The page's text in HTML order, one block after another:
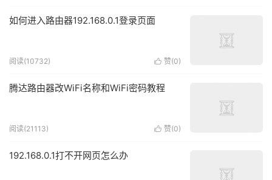
如何进入路由器192.168.0.1登录页面
 赞(0)
阅读(10732)
腾达路由器改WiFi名称和WiFi密码教程
 赞(0)
阅读(21113)
192.168.0.1打不开网页怎么办